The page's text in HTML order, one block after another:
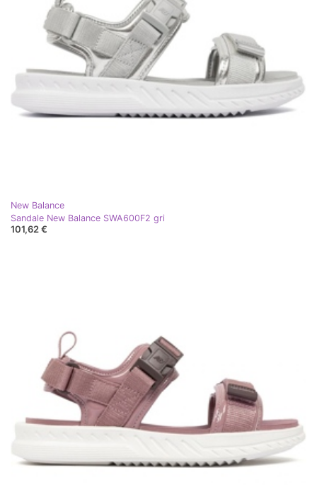
New Balance
Sandale New Balance SWA600F2 gri
101,62 €